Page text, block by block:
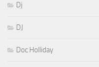
Dj
DJ
Doc Holliday